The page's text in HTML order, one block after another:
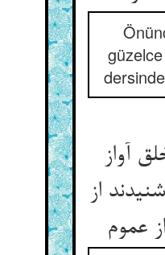
آواز
از